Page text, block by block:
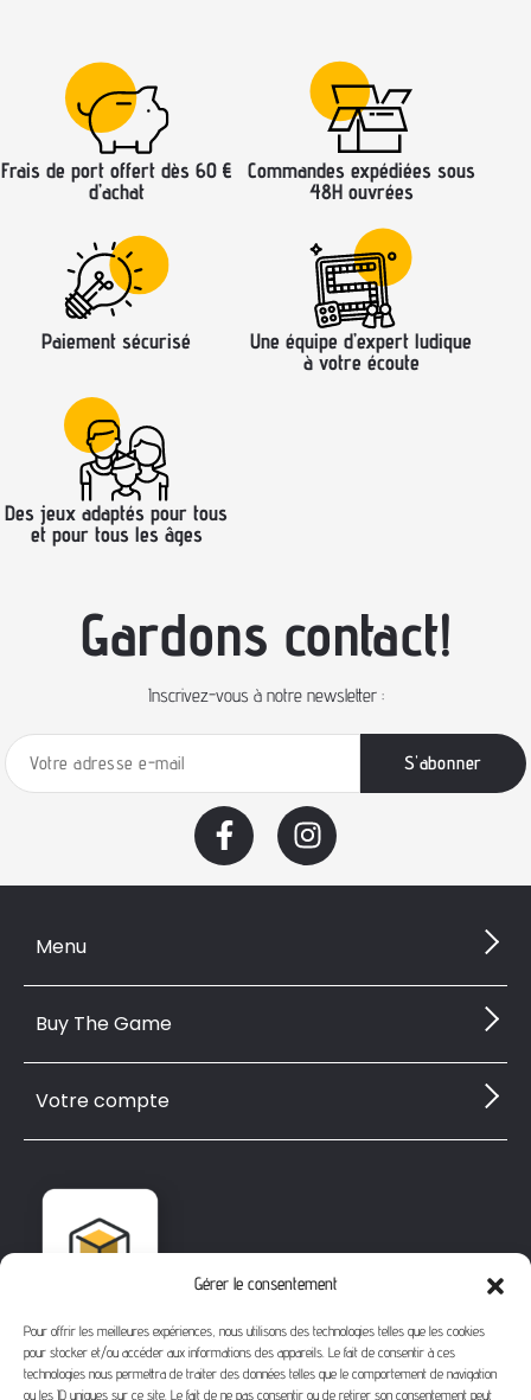
Gérer le consentement
Pour offrir les meilleures expériences, nous utilisons des technologies telles que les cookies
pour stocker et/ou accéder aux informations des appareils. Le fait de consentir à ces
technologies nous permettra de traiter des données telles que le comportement de navigation
ou les ID uniques sur ce site. Le fait de ne pas consentir ou de retirer son consentement peut
Frais de port offert dès 60 €
d’achat
Commandes expédiées sous
48H ouvrées
Paiement sécurisé
Une équipe d’expert ludique
à votre écoute
Des jeux adaptés pour tous
et pour tous les âges
Gardons contact!
Inscrivez-vous à notre newsletter :
Menu
Buy The Game
Votre compte